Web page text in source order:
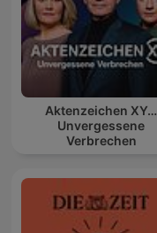
Aktenzeichen XY…
Unvergessene
Verbrechen